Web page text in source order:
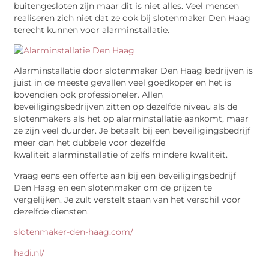
buitengesloten zijn maar dit is niet alles. Veel mensen
realiseren zich niet dat ze ook bij slotenmaker Den Haag
terecht kunnen voor alarminstallatie.
Alarminstallatie door slotenmaker Den Haag bedrijven is
juist in de meeste gevallen veel goedkoper en het is
bovendien ook professioneler. Allen
beveiligingsbedrijven zitten op dezelfde niveau als de
slotenmakers als het op alarminstallatie aankomt, maar
ze zijn veel duurder. Je betaalt bij een beveiligingsbedrijf
meer dan het dubbele voor dezelfde
kwaliteit alarminstallatie of zelfs mindere kwaliteit.
Vraag eens een offerte aan bij een beveiligingsbedrijf
Den Haag en een slotenmaker om de prijzen te
vergelijken. Je zult verstelt staan van het verschil voor
dezelfde diensten.
slotenmaker-den-haag.com/
hadi.nl/